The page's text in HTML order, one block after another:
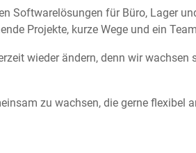
Softwarelösungen für Büro, Lager
Projekte, kurze Wege und ein
wieder ändern, denn wir
zu wachsen, die gerne